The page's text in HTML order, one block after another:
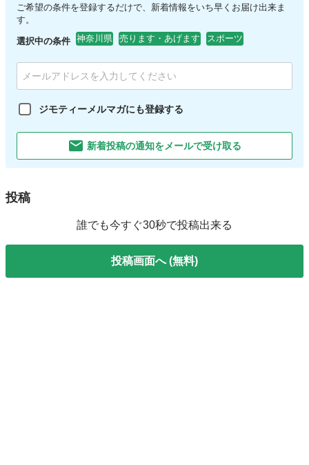
ご希望の条件を登録するだけで、新着情報をいち早くお届け出来ま
す。
選択中の条件 神奈川県 売ります・あげます スポーツ
ジモティーメルマガにも登録する
新着投稿の通知をメールで受け取る
投稿
誰でも今すぐ30秒で投稿出来る
投稿画面へ (無料)